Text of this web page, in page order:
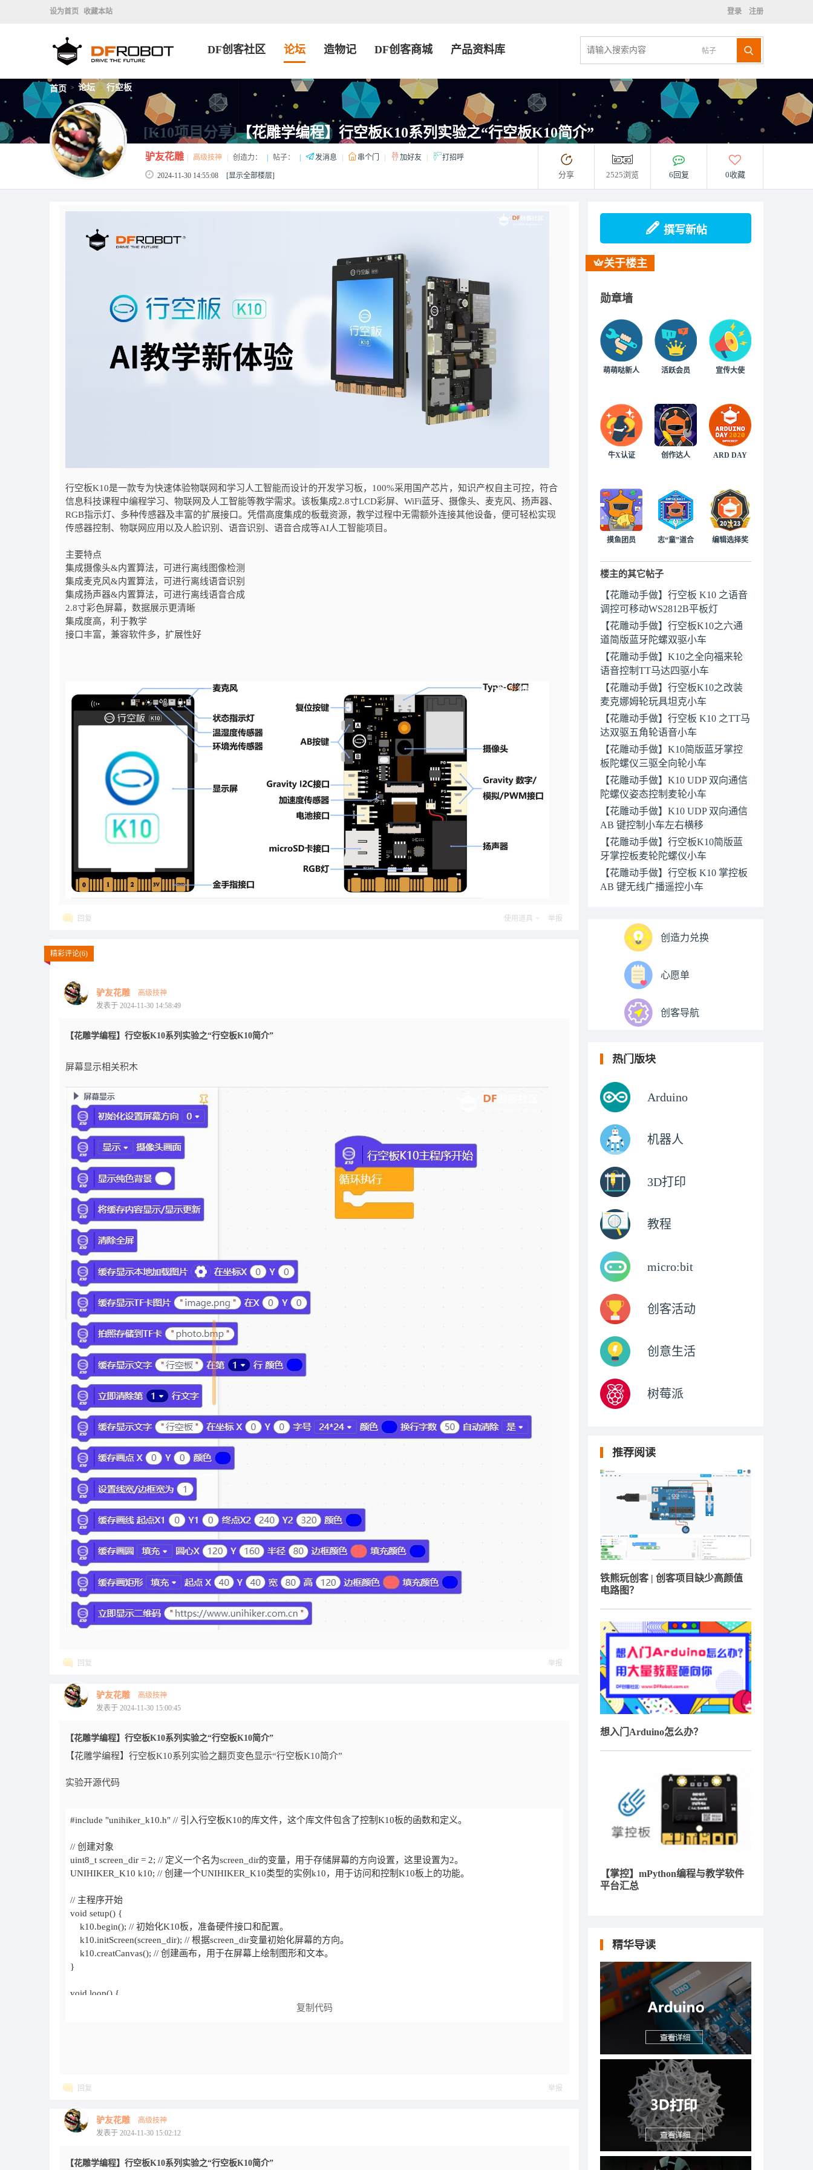
设为首页 收藏本站 登录 注册
帖子
DF创客社区 论坛 造物记 DF创客商城 产品资料库
首页 > 论坛 > 行空板
[K10项目分享]【花雕学编程】行空板K10系列实验之“行空板K10简介”
驴友花雕 高级技神 创造力： 帖子： 发消息 串个门 加好友 打招呼
2024-11-30 14:55:08 [显示全部楼层] 分享 2525浏览 6回复 0收藏
行空板K10是一款专为快速体验物联网和学习人工智能而设计的开发学习板，100%采用国产芯片，知识产权自主可控，符合
信息科技课程中编程学习、物联网及人工智能等教学需求。该板集成2.8寸LCD彩屏、WiFi蓝牙、摄像头、麦克风、扬声器、
RGB指示灯、多种传感器及丰富的扩展接口。凭借高度集成的板载资源，教学过程中无需额外连接其他设备，便可轻松实现
传感器控制、物联网应用以及人脸识别、语音识别、语音合成等AI人工智能项目。
主要特点
集成摄像头&内置算法，可进行离线图像检测
集成麦克风&内置算法，可进行离线语音识别
集成扬声器&内置算法，可进行离线语音合成
2.8寸彩色屏幕，数据展示更清晰
集成度高，利于教学
接口丰富，兼容软件多，扩展性好
回复 使用道具 举报
精彩评论(6)
驴友花雕
高级技神
发表于 2024-11-30 14:58:49
【花雕学编程】行空板K10系列实验之“行空板K10简介”
屏幕显示相关积木
回复 举报
驴友花雕
高级技神
发表于 2024-11-30 15:00:45
【花雕学编程】行空板K10系列实验之“行空板K10简介”
【花雕学编程】行空板K10系列实验之翻页变色显示“行空板K10简介”
实验开源代码
// 主程序开始
delay(1000); // 等待1秒，作为间隔。
复制代码
回复 举报
驴友花雕
高级技神
发表于 2024-11-30 15:02:12
【花雕学编程】行空板K10系列实验之“行空板K10简介”
撰写新帖
关于楼主
勋章墙
萌萌哒新人 活跃会员 宣传大使
牛X认证 创作达人 ARD DAY
摸鱼团员 志“童”道合 编辑选择奖
楼主的其它帖子
【花雕动手做】行空板 K10 之语音
调控可移动WS2812B平板灯
【花雕动手做】行空板K10之六通
道简版蓝牙陀螺双驱小车
【花雕动手做】K10之全向福来轮
语音控制TT马达四驱小车
【花雕动手做】行空板K10之改装
麦克娜姆轮玩具坦克小车
【花雕动手做】行空板 K10 之TT马
达双驱五角轮语音小车
【花雕动手做】K10简版蓝牙掌控
板陀螺仪三驱全向轮小车
【花雕动手做】K10 UDP 双向通信
陀螺仪姿态控制麦轮小车
【花雕动手做】K10 UDP 双向通信
AB 键控制小车左右横移
【花雕动手做】行空板K10简版蓝
牙掌控板麦轮陀螺仪小车
【花雕动手做】行空板 K10 掌控板
AB 键无线广播遥控小车
创造力兑换
心愿单
创客导航
热门版块
Arduino
机器人
3D打印
教程
micro:bit
创客活动
创意生活
树莓派
推荐阅读
铁熊玩创客 | 创客项目缺少高颜值
电路图？
想入门Arduino怎么办？
【掌控】mPython编程与教学软件
平台汇总
精华导读